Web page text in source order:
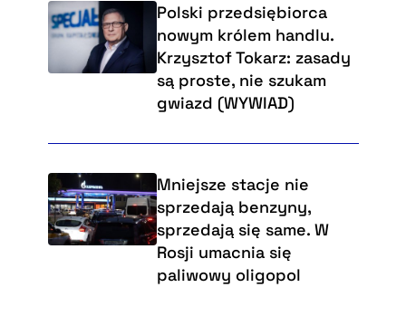
Polski przedsiębiorca
nowym królem handlu.
Krzysztof Tokarz: zasady
są proste, nie szukam
gwiazd (WYWIAD)
Mniejsze stacje nie
sprzedają benzyny,
sprzedają się same. W
Rosji umacnia się
paliwowy oligopol